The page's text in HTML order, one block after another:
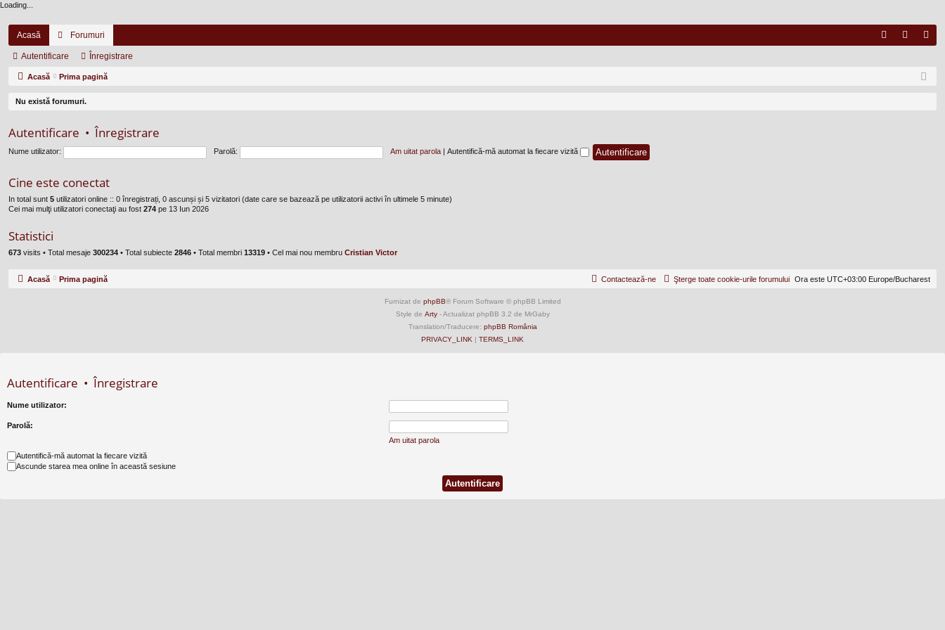
Loading...
Acasă Forumuri
eg
Autentificare Înregistrare
Acasă Prima pagină
Nu există forumuri.
Autentificare •Înregistrare
Nume utilizator: Parolă: Am uitat parola Autentifică-mă automat la fiecare vizită
Cine este conectat
In total sunt 5 utilizatori online :: 0 înregistrați, 0 ascunși și 5 vizitatori (date care se bazează pe utilizatorii activi în ultimele 5 minute)
Cei mai mulţi utilizatori conectaţi au fost 274 pe 13 Iun 2026
Statistici
673 visits • Total mesaje 300234 • Total subiecte 2846 • Total membri 13319 • Cel mai nou membru Cristian Victor
Acasă Prima pagină Ora este UTC+03:00 Europe/Bucharest
Şterge toate cookie-urile forumului
Contactează-ne
Furnizat de phpBB® Forum Software © phpBB Limited
Style de Arty- Actualizat phpBB 3.2 de MrGaby
Translation/Traducere: phpBB România
PRIVACY_LINK | TERMS_LINK
Autentificare •Înregistrare
Nume utilizator:
Parolă:
Am uitat parola
Autentifică-mă automat la fiecare vizită
Ascunde starea mea online în această sesiune